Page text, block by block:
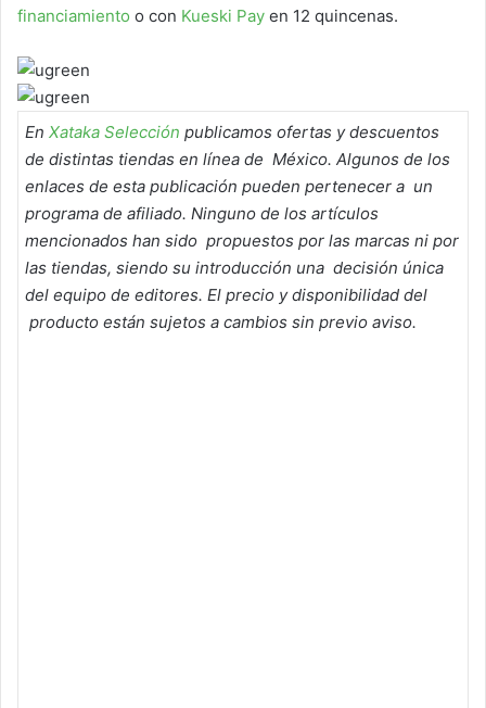
financiamiento o con Kueski Pay en 12 quincenas.
En Xataka Selección publicamos ofertas y descuentos
de distintas tiendas en línea de México. Algunos de los
enlaces de esta publicación pueden pertenecer a un
programa de afiliado. Ninguno de los artículos
mencionados han sido propuestos por las marcas ni por
las tiendas, siendo su introducción una decisión única
del equipo de editores. El precio y disponibilidad del
producto están sujetos a cambios sin previo aviso.